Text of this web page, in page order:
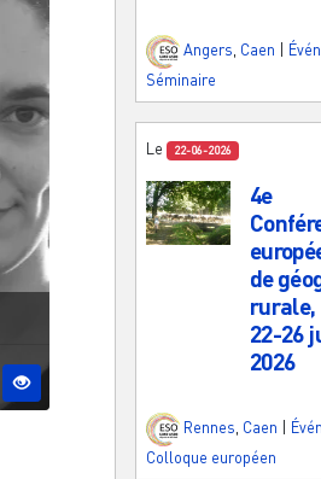
Angers, Caen
Séminaire
Le 22-06-2026
4e
de
rurale,
22-26
2026
Rennes Caen
Colloque européen